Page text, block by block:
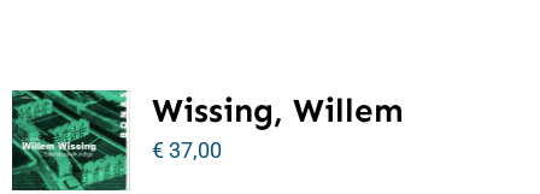
Wissing, Willem
€37,00